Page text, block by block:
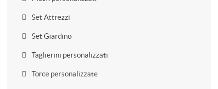
Set Attrezzi
Set Giardino
Taglierini personalizzati
Torce personalizzate